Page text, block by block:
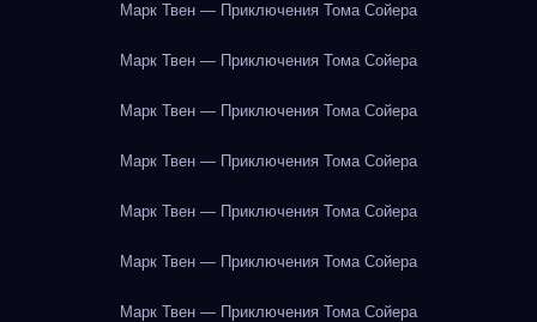
Марк Твен — Приключения Тома Сойера
Марк Твен — Приключения Тома Сойера
Марк Твен — Приключения Тома Сойера
Марк Твен — Приключения Тома Сойера
Марк Твен — Приключения Тома Сойера
Марк Твен — Приключения Тома Сойера
Марк Твен — Приключения Тома Сойера